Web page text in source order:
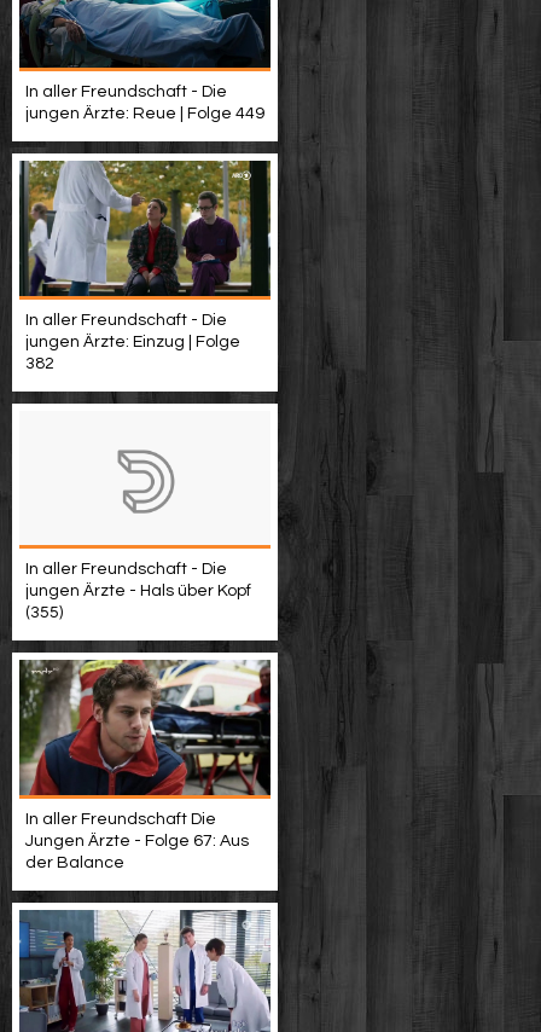
In aller Freundschaft - Die
jungen Ärzte: Reue | Folge 449
In aller Freundschaft - Die
jungen Ärzte: Einzug | Folge
382
In aller Freundschaft - Die
jungen Ärzte - Hals über Kopf
(355)
In aller Freundschaft Die
Jungen Ärzte - Folge 67: Aus
der Balance